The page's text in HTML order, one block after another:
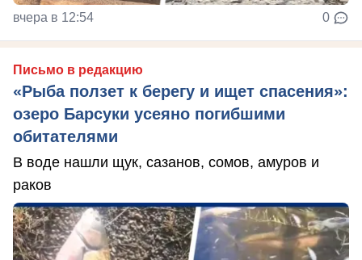
вчера в 12:54 0
Письмо в редакцию
«Рыба ползет к берегу и ищет спасения»:
озеро Барсуки усеяно погибшими
обитателями
В воде нашли щук, сазанов, сомов, амуров и
раков